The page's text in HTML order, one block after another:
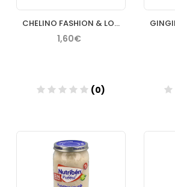
CHELINO FASHION & LOVE TOALLITAS INFANTILES 60 TOALLITAS
1,60€
(0)
Añadir